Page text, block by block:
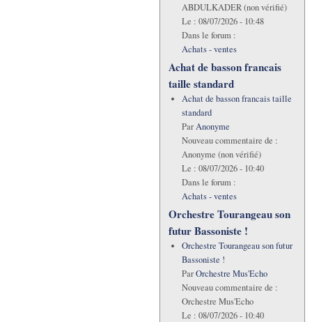
ABDULKADER (non vérifié)
Le : 08/07/2026 - 10:48
Dans le forum :
Achats - ventes
Achat de basson francais
taille standard
Achat de basson francais taille
standard
ParAnonyme
Nouveau commentaire de :
Anonyme (non vérifié)
Le : 08/07/2026 - 10:40
Dans le forum :
Achats - ventes
Orchestre Tourangeau son
futur Bassoniste !
Orchestre Tourangeau son futur
Bassoniste !
ParOrchestre Mus'Echo
Nouveau commentaire de :
Orchestre Mus'Echo
Le : 08/07/2026 - 10:40